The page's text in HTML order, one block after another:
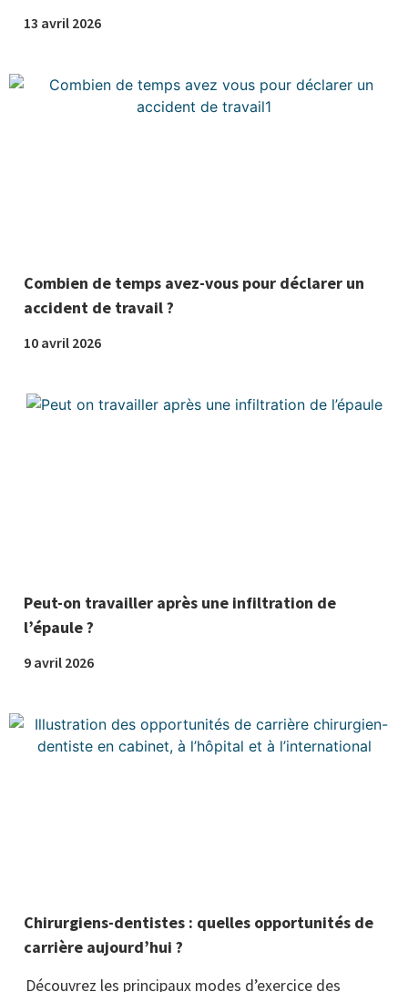
13 avril 2026
Combien de temps avez-vous pour déclarer un
accident de travail ?
10 avril 2026
Peut-on travailler après une infiltration de
l’épaule ?
9 avril 2026
Chirurgiens-dentistes : quelles opportunités de
carrière aujourd’hui ?
Découvrez les principaux modes d’exercice des